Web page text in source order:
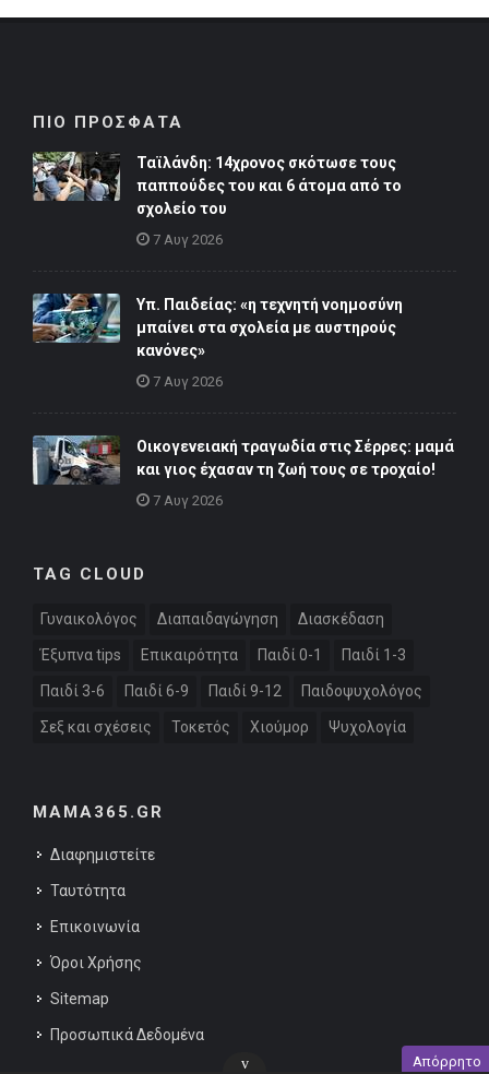
ΠΙΟ ΠΡΟΣΦΑΤΑ
Ταϊλάνδη: 14χρονος σκότωσε τους
παππούδες του και 6 άτομα από το
σχολείο του
7 Αυγ 2026
Υπ. Παιδείας: «η τεχνητή νοημοσύνη
μπαίνει στα σχολεία με αυστηρούς
κανόνες»
7 Αυγ 2026
Οικογενειακή τραγωδία στις Σέρρες: μαμά
και γιος έχασαν τη ζωή τους σε τροχαίο!
7 Αυγ 2026
TAG CLOUD
Γυναικολόγος Διαπαιδαγώγηση Διασκέδαση
Έξυπνα tips Επικαιρότητα Παιδί 0-1 Παιδί 1-3
Παιδί 3-6 Παιδί 6-9 Παιδί 9-12 Παιδοψυχολόγος
Σεξ και σχέσεις Τοκετός Χιούμορ Ψυχολογία
MAMA365.GR
Διαφημιστείτε
Ταυτότητα
Επικοινωνία
Όροι Χρήσης
Sitemap
Προσωπικά Δεδομένα
Απόρρητο
v